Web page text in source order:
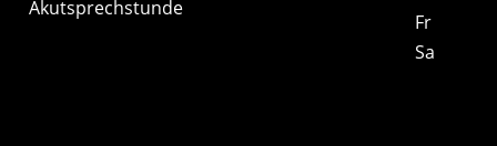
Akutsprechstunde
Fr
Sa